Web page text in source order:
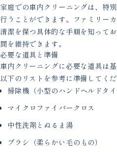
家庭での車内クリーニングは、特
行うことができます。ファミリー
清潔を保つ具体的な手順を知って
間を維持できます。
必要な道具と準備
車内クリーニングに必要な道具は
以下のリストを参考に準備してくだ
掃除機（小型のハンドヘルドタイ
マイクロファイバークロス
中性洗剤とぬるま湯
ブラシ（柔らかい毛のもの）